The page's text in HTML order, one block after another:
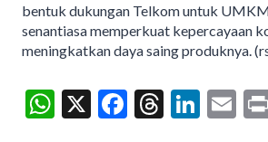
bentuk dukungan Telkom untuk
senantiasa memperkuat kepercayaan
meningkatkan daya saing produknya.
W X
F
T
Li E